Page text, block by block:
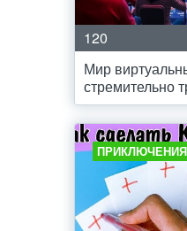
120
Мир
стремительно
ПРИКЛЮЧЕНИЯ